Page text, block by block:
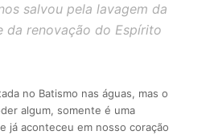
salvou pela lavagem da
da renovação do Espírito
no Batismo nas águas, mas o
algum, somente é uma
já aconteceu em nosso coração